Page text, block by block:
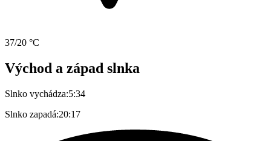
37/20 °C
Východ a západ slnka
Slnko vychádza:5:34
Slnko zapadá:20:17